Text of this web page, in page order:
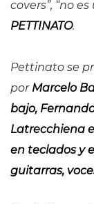
covers”, “no
PETTINATO.
Pettinato se
por Marcelo
bajo,
Latrecchiena
en teclados y
guitarras,